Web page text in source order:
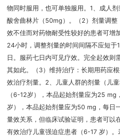
物同时服用，也可单独服用。1、成人
酸舍曲林片（50mg）。（2）剂量调
效不佳而对药物耐受性较好的患者可增
24小时，调整剂量的时间间隔不应短
日。服药七日内可见疗效。完全起效则
其如此。（3）维持治疗：长期用药应
效治疗剂量。2、儿童人群的剂量（儿
（6-12岁），本品起始剂量应为25
岁），本品起始剂量应为50 mg，每日
量效关系，但临床试验证明，患者可
有效治疗儿童强迫症患者（6-17 岁）